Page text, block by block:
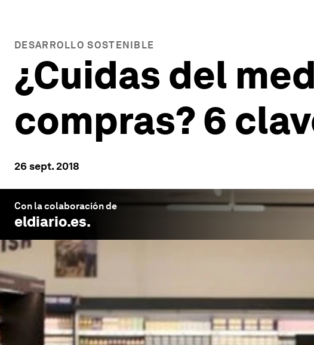
DESARROLLO SOSTENIBLE
¿Cuidas del
compras? 6
26 sept. 2018
Con la colaboración de
eldiario.es.